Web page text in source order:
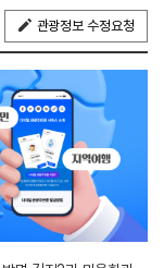
관광정보 수정요청